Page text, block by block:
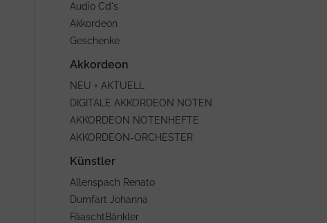
Audio Cd's
Akkordeon
Geschenke
NEU + AKTUELL
DIGITALE AKKORDEON NOTEN
AKKORDEON NOTENHEFTE
AKKORDEON-ORCHESTER
Allenspach Renato
Dumfart Johanna
FäaschtBänkler